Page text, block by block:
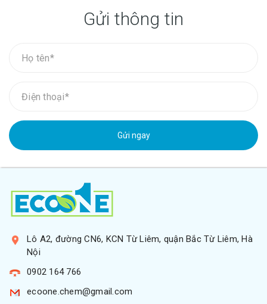
Gửi thông tin
Gửi ngay
Lô A2, đường CN6, KCN Từ Liêm, quận Bắc Từ Liêm, Hà
Nội
0902 164 766
ecoone.chem@gmail.com